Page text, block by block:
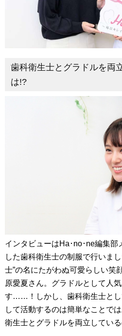
歯科衛生士とグラドルを両
は!?
インタビューはHa･no･ne編集部
した歯科衛生士の制服で行いま
士”の名にたがわぬ可愛らしい笑
原愛夏さん。グラドルとして人
す……！しかし、歯科衛生士とし
して活動するのは簡単なことで
衛生士とグラドルを両立している